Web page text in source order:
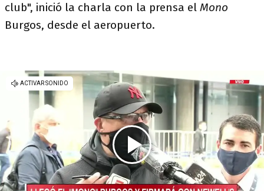
club", inició la charla con la prensa el Mono
Burgos, desde el aeropuerto.